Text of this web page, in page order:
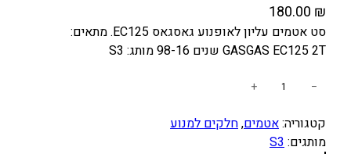
180.00 ₪
סט אטמים עליון לאופנוע גאסגאס EC125. מתאים:
GASGAS EC125 2T שנים 98-16 מותג: S3
ו
ת
−
+
קטגוריה:אטמים, חלקים למנוע
מותגים:S3